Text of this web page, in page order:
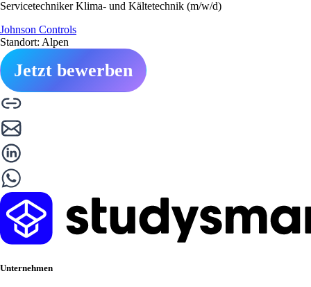
Servicetechniker Klima- und Kältetechnik (m/w/d)
Johnson Controls
Standort: Alpen
Jetzt bewerben
Unternehmen